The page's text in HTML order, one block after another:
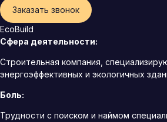
Заказать звонок
EcoBuild
Сфера деятельности:
Строительная компания,
энергоэффективных и экологичных
Боль:
Трудности с поиском и наймом